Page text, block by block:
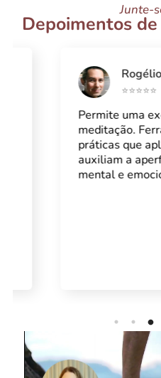
Junte-
Depoimentos
Permite uma
meditação.
práticas que
auxiliam a
mental e emocional.
Rogélio Reis
⭐⭐⭐⭐⭐